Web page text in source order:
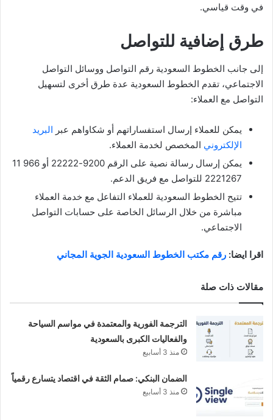
في وقت قياسي.
طرق إضافية للتواصل
إلى جانب الخطوط السعودية رقم التواصل ووسائل التواصل
الاجتماعي، تقدم الخطوط السعودية عدة طرق أخرى لتسهيل
التواصل مع العملاء:
يمكن للعملاء إرسال استفساراتهم أو شكاواهم عبر البريد
الإلكتروني المخصص لخدمة العملاء.
يمكن إرسال رسالة نصية على الرقم 9200-22222 أو 966 11
2221267 للتواصل مع فريق الدعم.
تتيح الخطوط السعودية للعملاء التفاعل مع خدمة العملاء
مباشرة من خلال الرسائل الخاصة على حسابات التواصل
الاجتماعي.
اقرا ايضا: رقم مكتب الخطوط السعودية الجوية المجاني
مقالات ذات صلة
الترجمة الفورية والمعتمدة في مواسم السياحة
والفعاليات الكبرى بالسعودية
منذ 3 أسابيع
الضمان البنكي: صمام الثقة في اقتصاد يتسارع رقمياً
منذ 3 أسابيع